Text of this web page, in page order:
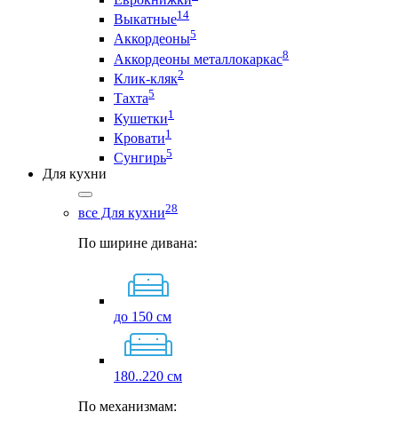
Выкатные14
Аккордеоны5
Аккордеоны металлокаркас8
Клик-кляк2
Тахта5
Кушетки1
Кровати1
Сунгирь5
Для кухни
все Для кухни28
По ширине дивана:
до 150 см
180..220 см
По механизмам: